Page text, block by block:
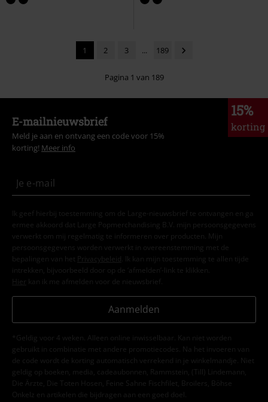
1 2 3 ... 189
Pagina 1 van 189
15%
korting
E-mailnieuwsbrief
Meld je aan en ontvang een code voor 15%
korting! Meer info
Ik geef hierbij toestemming om de Large-nieuwsbrief te ontvangen en ga
ermee akkoord dat Large Popmerchandising B.V. mijn persoonsgegevens
verwerkt om mij regelmatig te informeren over producten. Mijn
persoonsgegevens worden verwerkt in overeenstemming met de
bepalingen van het
Privacybeleid . Ik kan mijn toestemming te allen tijde
intrekken, bijvoorbeeld door op de ‘afmelden’-link te klikken.
Hier kan ik me afmelden voor de nieuwsbrief.
Aanmelden
*Geldig voor 4 weken. Alleen online inwisselbaar. Kan niet worden
gebruikt in combinatie met andere promotiecodes. Na het invoeren van
de code wordt de korting automatisch verrekend in je winkelmandje. Niet
geldig op boeken, media, cadeaubonnen, Rammstein, (Till) Lindemann,
Die Ärzte, Die Toten Hosen, Feine Sahne Fischfilet, Broilers, Böhse
Onkelz en artikelen die bijdragen aan een goed doel.